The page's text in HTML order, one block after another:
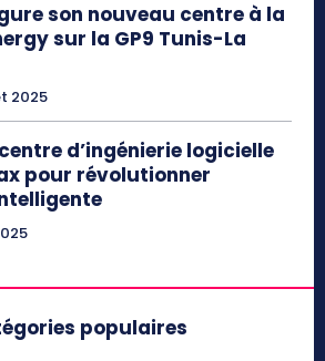
son nouveau centre à la
sur la GP9 Tunis-La
2025
d’ingénierie logicielle
pour révolutionner
populaires